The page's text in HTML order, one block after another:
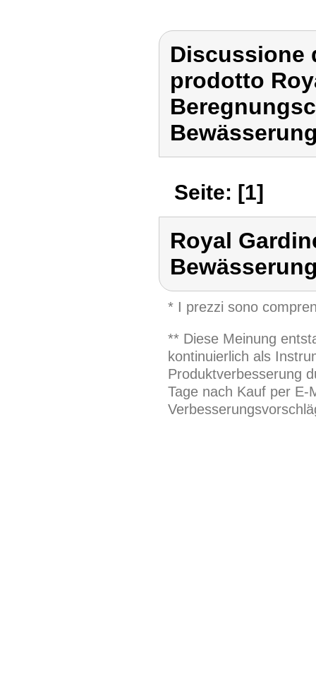
Discussione
prodotto
Seite: [1]
Royal
* I prezzi sono
** Diese Meinung
kontinuierlich als
Produktverbesserung
Tage nach Kauf per E-